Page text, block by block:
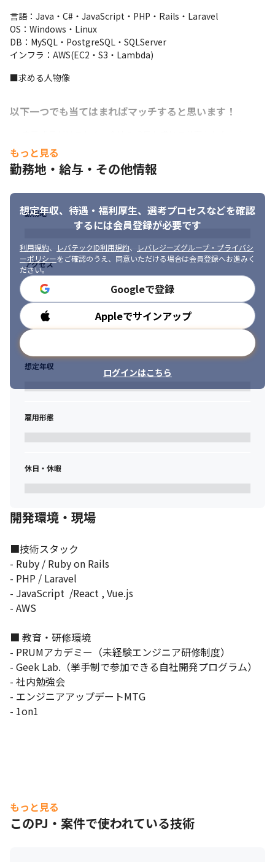
言語：Java・C#・JavaScript・PHP・Rails・Laravel
OS：Windows・Linux
DB：MySQL・PostgreSQL・SQLServer
インフラ：AWS(EC2・S3・Lambda)
■求める人物像
以下一つでも当てはまればマッチすると思います！
職種に捉われずに、挑戦したいことを全部やってみたい人
毎月、新しいことをやる会社が楽しいと思える人
代表や社員との距離感が近いことに違和感を感じない人
もっと見る
勤務地・給与・その他情報
想定年収、待遇・福利厚生、 選考プロセスなどを確認
するには会員登録が必要です
利用規約、 レバテックID利用規約、
レバレジーズグループ・プライバシ
ーポリシーをご確認のうえ、同意いただける場合は会員登録へお進みく
ださい。
Googleで登録
Appleでサインアップ
ログインはこちら
勤務地
アクセス
勤務時間
想定年収
雇用形態
休日・休暇
開発環境・現場
■技術スタック
- Ruby / Ruby on Rails
- PHP / Laravel
- JavaScript  /React , Vue.js
- AWS
■ 教育・研修環境
- PRUMアカデミー（未経験エンジニア研修制度）
- Geek Lab.（挙手制で参加できる自社開発プログラム）
- 社内勉強会
- エンジニアアップデートMTG
- 1on1
もっと見る
このPJ・案件で使われている技術